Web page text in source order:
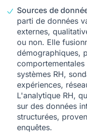
Sources de
parti de données
externes,
ou non. Elle
démographiques,
systèmes RH,
expériences,
L'analytique RH,
sur des données
structurées,
enquêtes.